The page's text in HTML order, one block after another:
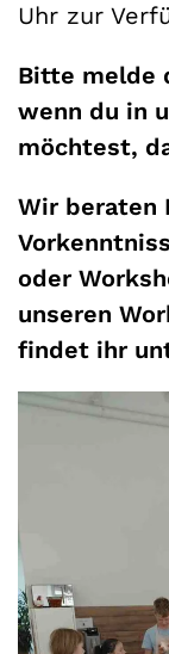
Uhr zur
Bitte melde
wenn du in
möchtest,
Wir beraten
oder
unseren
findet ihr